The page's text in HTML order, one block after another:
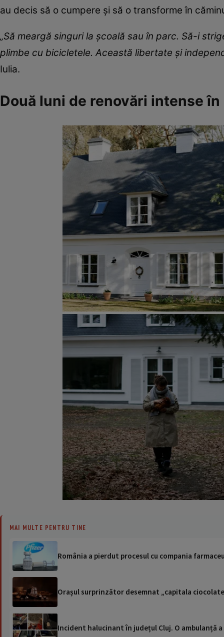
au decis să o cumpere și să o transforme în
„Să meargă singuri la școală sau în parc. Să-i
plimbe cu bicicletele. Această libertate și
Iulia.
Două luni de renovări intense
MAI MULTE PENTRU TINE
România a pierdut procesul cu compania
Orașul surprinzător desemnat „capitala
Incident halucinant în județul Cluj. O ambulanță